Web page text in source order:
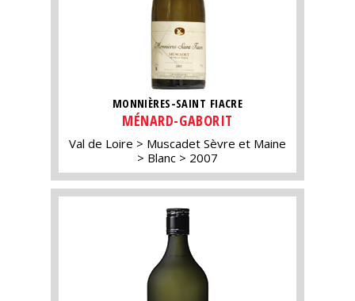
MONNIÈRES-SAINT FIACRE
MÉNARD-GABORIT
Val de Loire
Muscadet Sèvre et Maine
Blanc
2007